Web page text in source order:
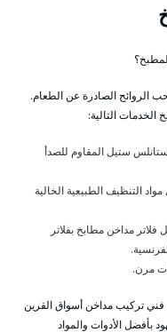
الصادرة عن الطعام.
التالية:
ستيل المقاوم للصدأ
التنظيف الطبيعية الخالية
مداخن مطابخ بفلاتر
تركيب مداخن أسواق القرين
بأفضل الأدوات والمواد